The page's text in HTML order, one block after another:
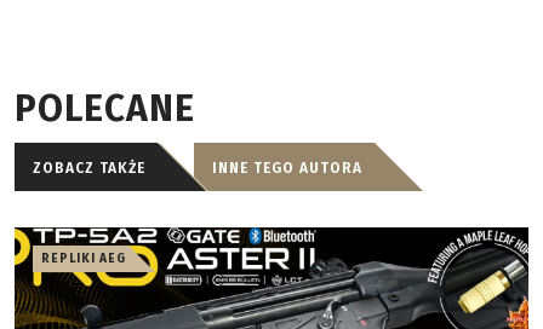
POLECANE
ZOBACZ TAKŻE INNE TEGO AUTORA
REPLIKI AEG